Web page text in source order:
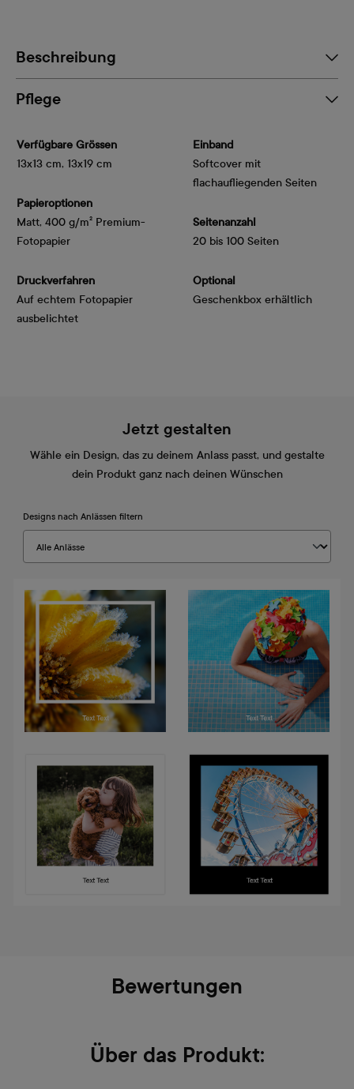
Beschreibung
Pflege
Verfügbare Grössen
13x13 cm, 13x19 cm
Papieroptionen
Matt, 400 g/m² Premium-
Fotopapier
Druckverfahren
Auf echtem Fotopapier
ausbelichtet
Einband
Softcover mit
flachaufliegenden Seiten
Seitenanzahl
20 bis 100 Seiten
Optional
Geschenkbox erhältlich
Jetzt gestalten
Wähle ein Design, das zu deinem Anlass passt, und gestalte
dein Produkt ganz nach deinen Wünschen
Designs nach Anlässen filtern
Bewertungen
Über das Produkt: